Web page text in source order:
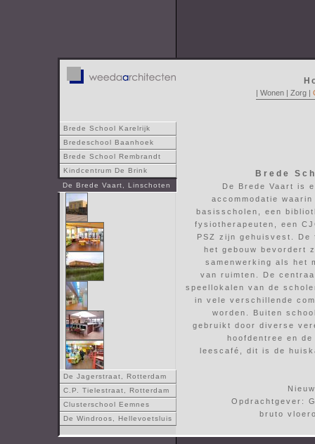
| Wonen | Zorg |
Brede School Karelrijk
Bredeschool Baanhoek
Brede School Rembrandt
Kindcentrum De Brink
De Brede Vaart, Linschoten
De Jagerstraat, Rotterdam
C.P. Tielestraat, Rotterdam
Clusterschool Eemnes
De Windroos, Hellevoetsluis
Brede
De Brede Vaart is
accommodatie
basisscholen, een
fysiotherapeuten, een
PSZ zijn gehuisvest.
het gebouw bevordert
samenwerking als het
van ruimten. De
speellokalen van de
in vele verschillende
worden. Buiten
gebruikt door diverse
hoofdentree en
leescafé, dit is de
Opdrachtgever:
bruto